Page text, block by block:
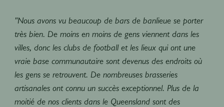
"Nous avons vu beaucoup de bars de banlieue se porter
très bien. De moins en moins de gens viennent dans les
villes, donc les clubs de football et les lieux qui ont une
vraie base communautaire sont devenus des endroits où
les gens se retrouvent. De nombreuses brasseries
artisanales ont connu un succès exceptionnel. Plus de la
moitié de nos clients dans le Queensland sont des